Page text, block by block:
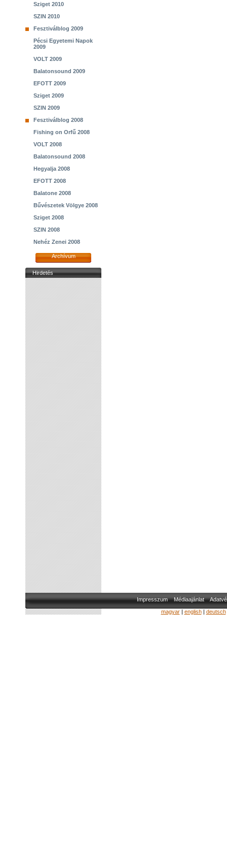
Sziget 2010
SZIN 2010
Fesztiválblog 2009
Pécsi Egyetemi Napok
2009
VOLT 2009
Balatonsound 2009
EFOTT 2009
Sziget 2009
SZIN 2009
Fesztiválblog 2008
Fishing on Orfű 2008
VOLT 2008
Balatonsound 2008
Hegyalja 2008
EFOTT 2008
Balatone 2008
Bűvészetek Völgye 2008
Sziget 2008
SZIN 2008
Nehéz Zenei 2008
Archívum
Hirdetés
Impresszum Médiaajánlat
magyar| english| deutsch